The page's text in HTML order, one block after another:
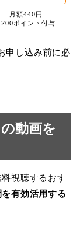
月額440円
ポイント付与
申し込み前に必
動画を
視聴するおす
有効活用する